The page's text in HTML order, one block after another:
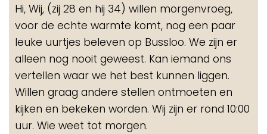
Hi, Wij, (zij 28 en hij 34) willen morgenvroeg,
voor de echte warmte komt, nog een paar
leuke uurtjes beleven op Bussloo. We zijn er
alleen nog nooit geweest. Kan iemand ons
vertellen waar we het best kunnen liggen.
Willen graag andere stellen ontmoeten en
kijken en bekeken worden. Wij zijn er rond 10:00
uur. Wie weet tot morgen.